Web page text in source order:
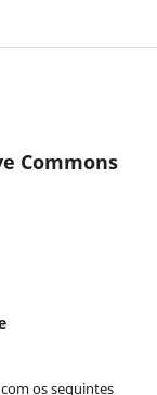
Commons
os seguintes